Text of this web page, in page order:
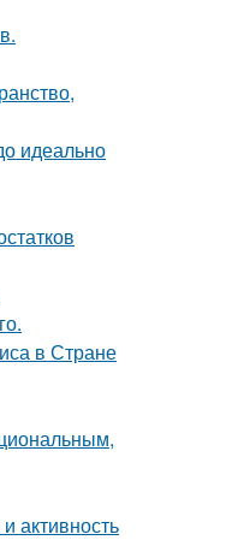
идеально
в Стране
активность